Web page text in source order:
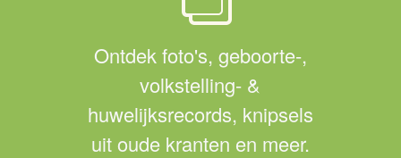
Ontdek foto's, geboorte-,
volkstelling- &
huwelijksrecords, knipsels
uit oude kranten en meer.